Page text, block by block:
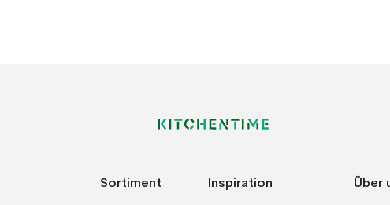
Sortiment Inspiration Über